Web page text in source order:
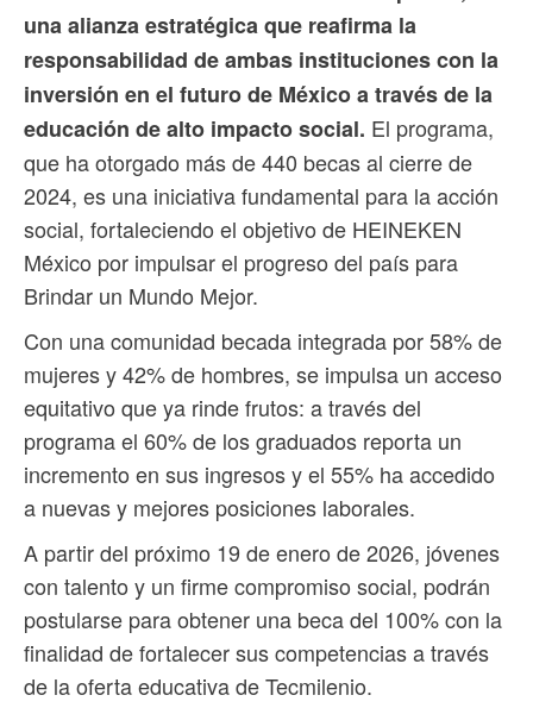
una alianza estratégica que reafirma la
responsabilidad de ambas instituciones con la
inversión en el futuro de México a través de la
educación de alto impacto social. El programa,
que ha otorgado más de 440 becas al cierre de
2024, es una iniciativa fundamental para la acción
social, fortaleciendo el objetivo de HEINEKEN
México por impulsar el progreso del país para
Brindar un Mundo Mejor.
Con una comunidad becada integrada por 58% de
mujeres y 42% de hombres, se impulsa un acceso
equitativo que ya rinde frutos: a través del
programa el 60% de los graduados reporta un
incremento en sus ingresos y el 55% ha accedido
a nuevas y mejores posiciones laborales.
A partir del próximo 19 de enero de 2026, jóvenes
con talento y un firme compromiso social, podrán
postularse para obtener una beca del 100% con la
finalidad de fortalecer sus competencias a través
de la oferta educativa de Tecmilenio.